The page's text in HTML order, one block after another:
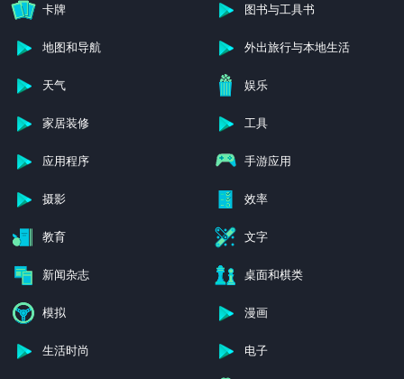
卡牌 图书与工具书
地图和导航 外出旅行与本地生活
天气 娱乐
家居装修 工具
应用程序 手游应用
摄影 效率
教育 文字
新闻杂志 桌面和棋类
模拟 漫画
生活时尚 电子